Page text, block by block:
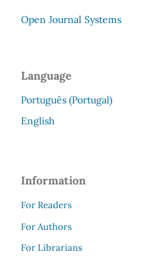
Open Journal Systems
Language
Português (Portugal)
English
Information
For Readers
For Authors
For Librarians